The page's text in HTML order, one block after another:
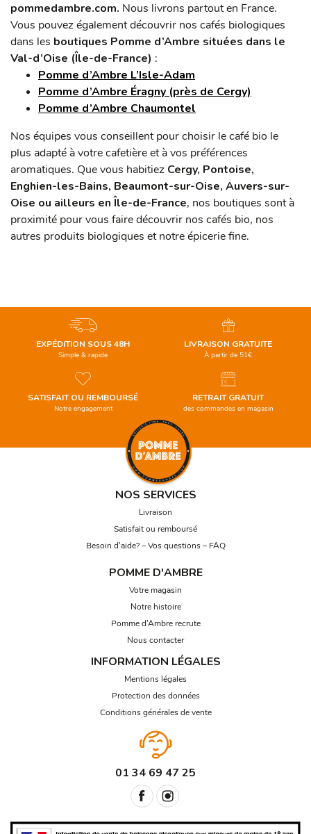
pommedambre.com. Nous livrons partout en France.
Vous pouvez également découvrir nos cafés biologiques
dans les boutiques Pomme d’Ambre situées dans le
Val-d’Oise (Île-de-France) :
Pomme d’Ambre L’Isle-Adam
Pomme d’Ambre Éragny (près de Cergy)
Pomme d’Ambre Chaumontel
Nos équipes vous conseillent pour choisir le café bio le
plus adapté à votre cafetière et à vos préférences
aromatiques. Que vous habitiez Cergy, Pontoise,
Enghien-les-Bains, Beaumont-sur-Oise, Auvers-sur-
Oise ou ailleurs en Île-de-France, nos boutiques sont à
proximité pour vous faire découvrir nos cafés bio, nos
autres produits biologiques et notre épicerie fine.
EXPÉDITION SOUS 48H
Simple & rapide
SATISFAIT OU REMBOURSÉ
Notre engagement
LIVRAISON GRATUITE
À partir de 51€
RETRAIT GRATUIT
des commandes en magasin
NOS SERVICES
Livraison
Satisfait ou remboursé
Besoin d’aide? – Vos questions – FAQ
POMME D'AMBRE
Votre magasin
Notre histoire
Pomme d’Ambre recrute
Nous contacter
INFORMATION LÉGALES
Mentions légales
Protection des données
Conditions générales de vente
01 34 69 47 25